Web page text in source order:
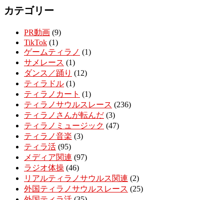
カテゴリー
PR動画 (9)
TikTok (1)
ゲームティラノ (1)
サメレース (1)
ダンス／踊り (12)
ティラドル (1)
ティラノカート (1)
ティラノサウルスレース (236)
ティラノさんが転んだ (3)
ティラノミュージック (47)
ティラノ音楽 (3)
ティラ活 (95)
メディア関連 (97)
ラジオ体操 (46)
リアルティラノサウルス関連 (2)
外国ティラノサウルスレース (25)